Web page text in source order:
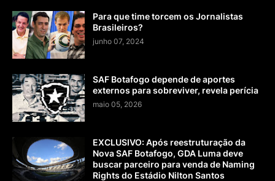
Para que time torcem os Jornalistas
Brasileiros?
junho 07, 2024
SAF Botafogo depende de aportes
externos para sobreviver, revela perícia
maio 05, 2026
EXCLUSIVO: Após reestruturação da
Nova SAF Botafogo, GDA Luma deve
buscar parceiro para venda de Naming
Rights do Estádio Nilton Santos